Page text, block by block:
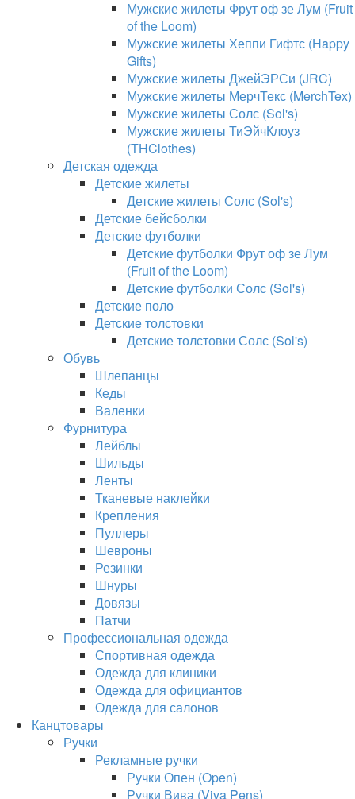
Мужские жилеты Фрут оф зе Лум (Fruit
of the Loom)
Мужские жилеты Хеппи Гифтс (Happy
Gifts)
Мужские жилеты ДжейЭРСи (JRC)
Мужские жилеты МерчТекс (MerchTex)
Мужские жилеты Солс (Sol's)
Мужские жилеты ТиЭйчКлоуз
(THClothes)
Детская одежда
Детские жилеты
Детские жилеты Солс (Sol's)
Детские бейсболки
Детские футболки
Детские футболки Фрут оф зе Лум
(Fruit of the Loom)
Детские футболки Солс (Sol's)
Детские поло
Детские толстовки
Детские толстовки Солс (Sol's)
Обувь
Шлепанцы
Кеды
Валенки
Фурнитура
Лейблы
Шильды
Ленты
Тканевые наклейки
Крепления
Пуллеры
Шевроны
Резинки
Шнуры
Довязы
Патчи
Профессиональная одежда
Спортивная одежда
Одежда для клиники
Одежда для официантов
Одежда для салонов
Канцтовары
Ручки
Рекламные ручки
Ручки Опен (Open)
Ручки Вива (Viva Pens)